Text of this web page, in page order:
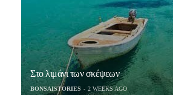
Στο λιμάνι των σκέψεων
BONSAISTORIES 2 WEEKS AGO